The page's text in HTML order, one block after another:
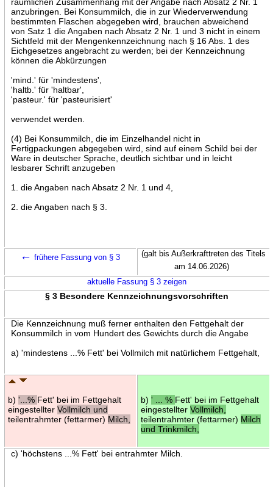
anzubringen. Bei Konsummilch, die in zur Wiederverwendung
bestimmten Flaschen abgegeben wird, brauchen abweichend
von Satz 1 die Angaben nach Absatz 2 Nr. 1 und 3 nicht in einem
Sichtfeld mit der Mengenkennzeichnung nach § 16 Abs. 1 des
Eichgesetzes angebracht zu werden; bei der Kennzeichnung
können die Abkürzungen
'mind.' für 'mindestens',
'haltb.' für 'haltbar',
'pasteur.' für 'pasteurisiert'
verwendet werden.
(4) Bei Konsummilch, die im Einzelhandel nicht in
Fertigpackungen abgegeben wird, sind auf einem Schild bei der
Ware in deutscher Sprache, deutlich sichtbar und in leicht
lesbarer Schrift anzugeben
1. die Angaben nach Absatz 2 Nr. 1 und 4,
2. die Angaben nach § 3.
← frühere Fassung von § 3
(galt bis Außerkrafttreten des Titels
am 14.06.2026)
aktuelle Fassung § 3 zeigen
§ 3 Besondere Kennzeichnungsvorschriften
Die Kennzeichnung muß ferner enthalten den Fettgehalt der
Konsummilch in vom Hundert des Gewichts durch die Angabe
a) 'mindestens ...% Fett' bei Vollmilch mit natürlichem Fettgehalt,
b) '...% Fett' bei im Fettgehalt
eingestellter Vollmilch und
teilentrahmter (fettarmer) Milch,
b) ' ... % Fett' bei im Fettgehalt
eingestellter Vollmilch,
teilentrahmter (fettarmer) Milch
und Trinkmilch,
c) 'höchstens ...% Fett' bei entrahmter Milch.